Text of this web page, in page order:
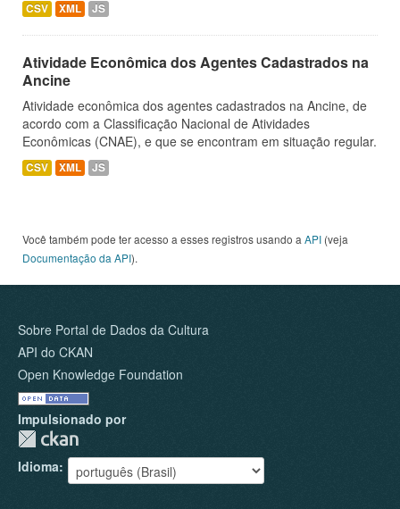
CSV XML JS
Atividade Econômica dos Agentes Cadastrados na
Ancine
Atividade econômica dos agentes cadastrados na Ancine, de
acordo com a Classificação Nacional de Atividades
Econômicas (CNAE), e que se encontram em situação regular.
CSV XML JS
Você também pode ter acesso a esses registros usando a API (veja
Documentação da API).
Sobre Portal de Dados da Cultura
API do CKAN
Open Knowledge Foundation
Impulsionado por
Idioma